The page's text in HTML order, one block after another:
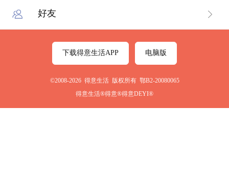
好友
下载得意生活APP 电脑版
©2008-2026 得意生活 版权所有 鄂B2-20080065
得意生活®得意®得意DEYI®